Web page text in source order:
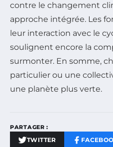
contre le changement
approche intégrée. Les
leur interaction avec le
soulignent encore la
surmonter. En somme,
particulier ou une
une planète plus verte.
PARTAGER :
TWITTER